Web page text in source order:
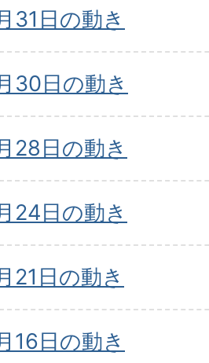
31日の動き
30日の動き
28日の動き
24日の動き
21日の動き
16日の動き